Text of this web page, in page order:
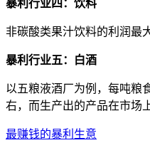
暴利行业四：饮料
非碳酸类果汁饮料的利润最
暴利行业五：白酒
以五粮液酒厂为例，每吨粮
右，而生产出的产品在市场
最赚钱的暴利生意